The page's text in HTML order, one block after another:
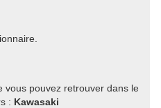
vous pouvez retrouver dans le
: Kawasaki